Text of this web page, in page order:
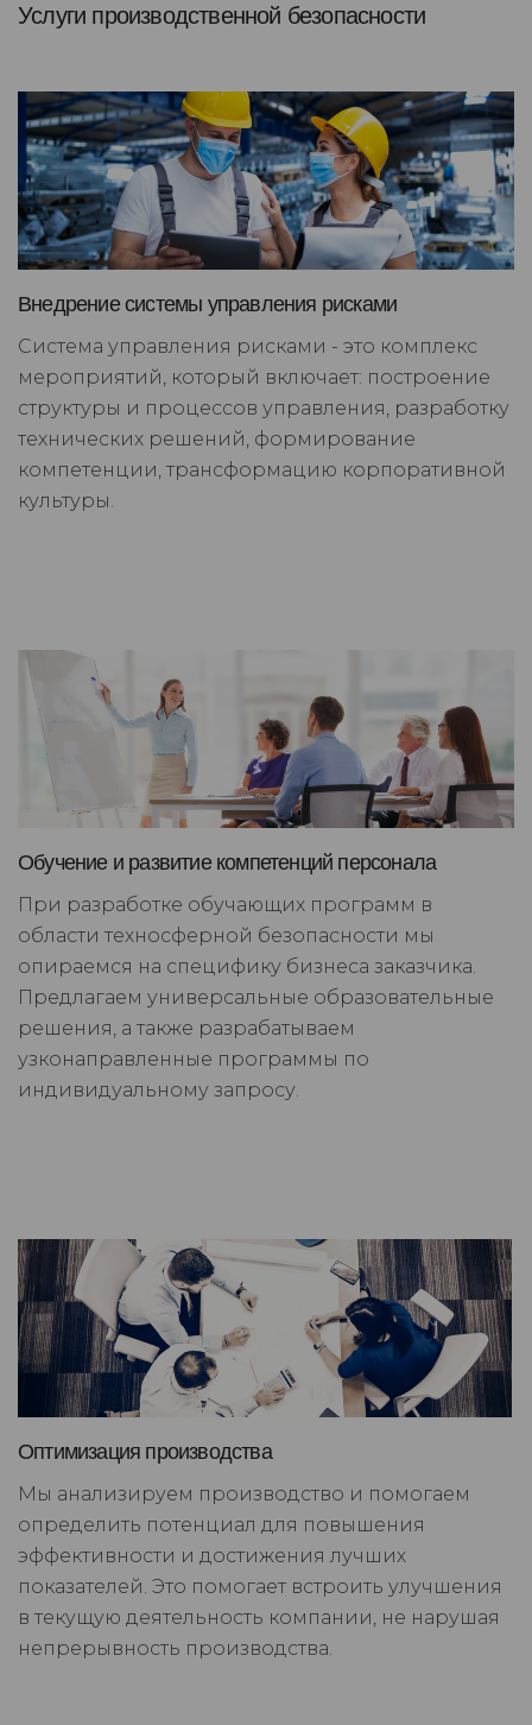
Услуги производственной безопасности
Внедрение системы управления рисками
Система управления рисками - это комплекс
мероприятий, который включает: построение
структуры и процессов управления, разработку
технических решений, формирование
компетенции, трансформацию корпоративной
культуры.
Обучение и развитие компетенций персонала
При разработке обучающих программ в
области техносферной безопасности мы
опираемся на специфику бизнеса заказчика.
Предлагаем универсальные образовательные
решения, а также разрабатываем
узконаправленные программы по
индивидуальному запросу.
Оптимизация производства
Мы анализируем производство и помогаем
определить потенциал для повышения
эффективности и достижения лучших
показателей. Это помогает встроить улучшения
в текущую деятельность компании, не нарушая
непрерывность производства.